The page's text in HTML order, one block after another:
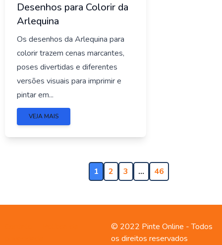
Desenhos para Colorir da
Arlequina
Os desenhos da Arlequina para
colorir trazem cenas marcantes,
poses divertidas e diferentes
versões visuais para imprimir e
pintar em...
VEJA MAIS
1 2 3 … 46
© 2022 Pinte Online - Todos
os direitos reservados